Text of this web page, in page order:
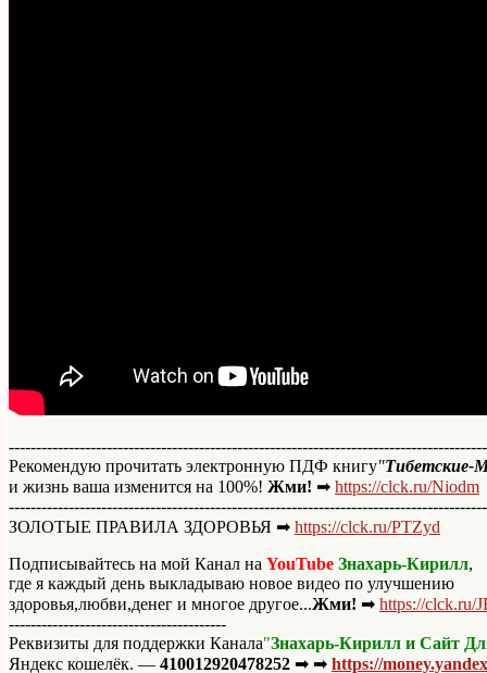
Рекомендую прочитать электронную ПДФ книгу"Тибетские-
и жизнь ваша изменится на 100%! Жми! ➡ https://clck.ru/Niodm
ЗОЛОТЫЕ ПРАВИЛА ЗДОРОВЬЯ ➡ https://clck.ru/PTZyd
Подписывайтесь на мой Канал на YouTube Знахарь-Кирилл,
где я каждый день выкладываю новое видео по улучшению
здоровья,любви,денег и многое другое...Жми! ➡ https://clck.ru/
----------------------------------------
Реквизиты для поддержки Канала"Знахарь-Кирилл и Сайт
Яндекс кошелёк. — 410012920478252 ➡ ➡ https://